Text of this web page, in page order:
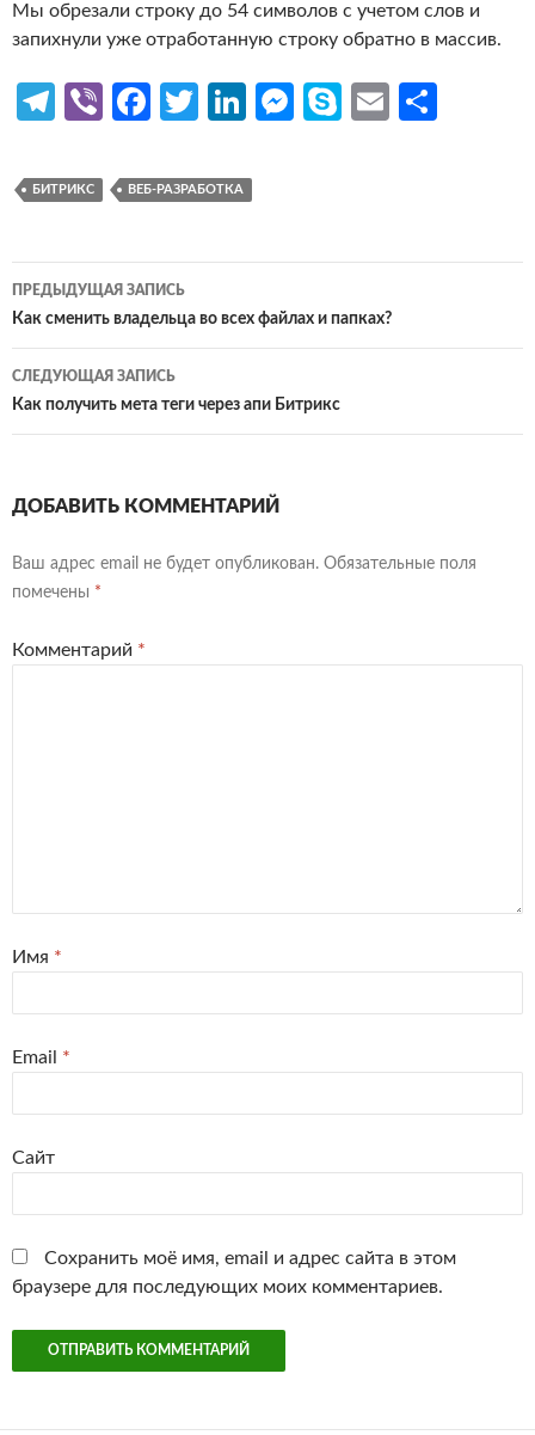
Мы обрезали строку до 54 символов с учетом слов и
запихнули уже отработанную строку обратно в массив.
Te
gr
m
Vi
er
Fa
b
o
k
T
itt
Li
ke
n
M
g
S
e
E
ав
БИТРИКС ВЕБ-РАЗРАБОТКА
Навигация
по
записям
ПРЕДЫДУЩАЯ ЗАПИСЬ
Как сменить владельца во всех файлах и папках?
СЛЕДУЮЩАЯ ЗАПИСЬ
Как получить мета теги через апи Битрикс
ДОБАВИТЬ КОММЕНТАРИЙ
Ваш адрес email не будет опубликован. Обязательные поля
помечены *
Комментарий *
Имя *
Email *
Сайт
Сохранить моё имя, email и адрес сайта в этом
браузере для последующих моих комментариев.